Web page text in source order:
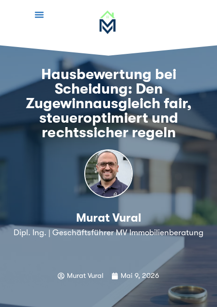
Hausbewertung bei
Scheidung: Den
Zugewinnausgleich fair,
steueroptimiert und
rechtssicher regeln
Murat Vural
Dipl. Ing. | Geschäftsführer MV Immobilienberatung
Murat Vural Mai 9, 2026